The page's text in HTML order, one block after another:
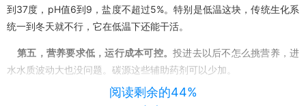
到37度，pH值6到9，盐度不超过5%。特别是低温这块，传统生化系
统一到冬天就不行，它在低温下还能干活。
第五，营养要求低，运行成本可控。 投进去以后不怎么挑营养，进
水水质波动大也没问题。碳源这些辅助药剂可以少加。
阅读剩余的44%